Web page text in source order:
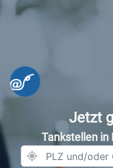
Jetzt
Tankstellen in